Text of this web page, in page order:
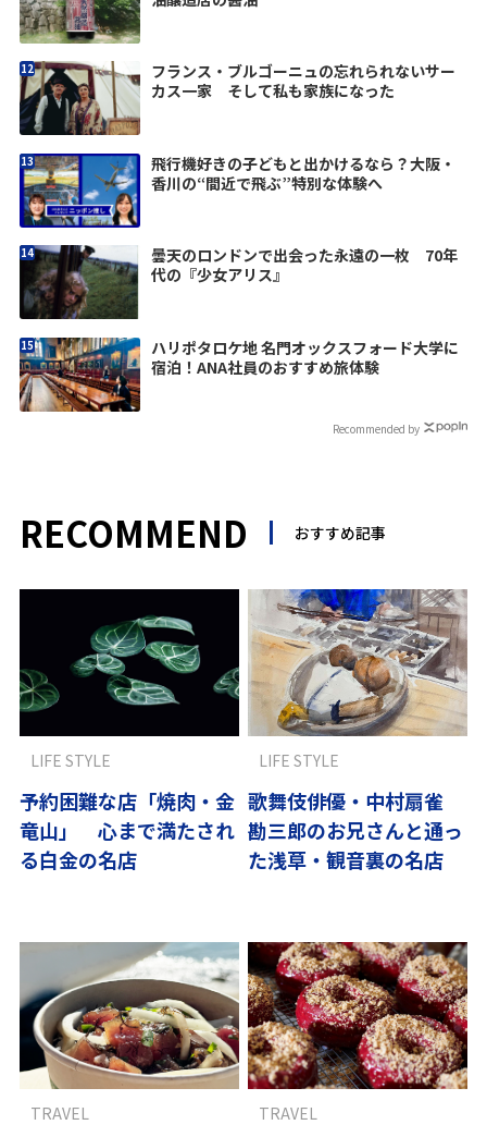
フランス・ブルゴーニュの忘れられないサー
カス一家 そして私も家族になった
飛行機好きの子どもと出かけるなら？大阪・
香川の“間近で飛ぶ”特別な体験へ
曇天のロンドンで出会った永遠の一枚 70年
代の『少女アリス』
ハリポタロケ地 名門オックスフォード大学に
宿泊！ANA社員のおすすめ旅体験
Recommended by
RECOMMEND おすすめ記事
予約困難な店「焼肉・金
竜山」 心まで満たされ
る白金の名店
LIFE STYLE
歌舞伎俳優・中村扇雀
勘三郎のお兄さんと通っ
た浅草・観音裏の名店
LIFE STYLE
TRAVEL TRAVEL